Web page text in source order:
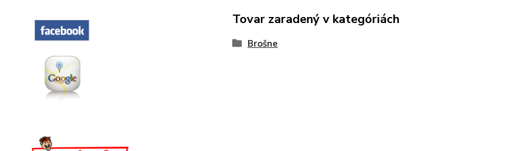
Tovar zaradený v kategóriách
Brošne